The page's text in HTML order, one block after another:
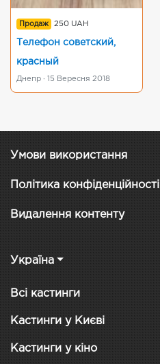
Продаж 250 UAH
Телефон советский,
красный
Днепр · 15 Вересня 2018
Умови використання
Політика конфіденційності
Видалення контенту
Україна
Всі кастинги
Кастинги у Києві
Кастинги у кіно